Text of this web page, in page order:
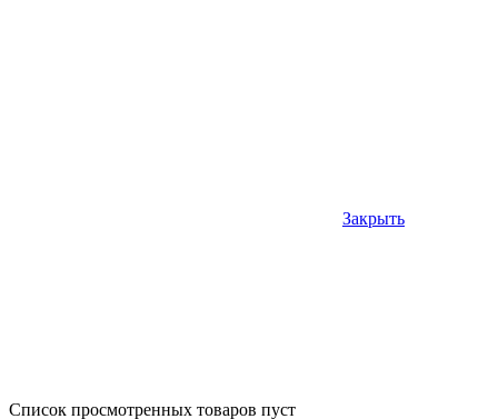
Закрыть
Список просмотренных товаров пуст